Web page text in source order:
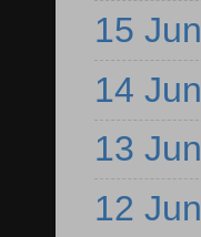
15 Jun
14 Jun
13 Jun
12 Jun